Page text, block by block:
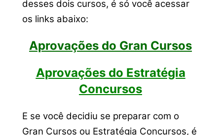
desses dois cursos, é só você acessar
os links abaixo:
Aprovações do Gran Cursos
Aprovações do Estratégia
Concursos
E se você decidiu se preparar com o
Gran Cursos ou Estratégia Concursos, é